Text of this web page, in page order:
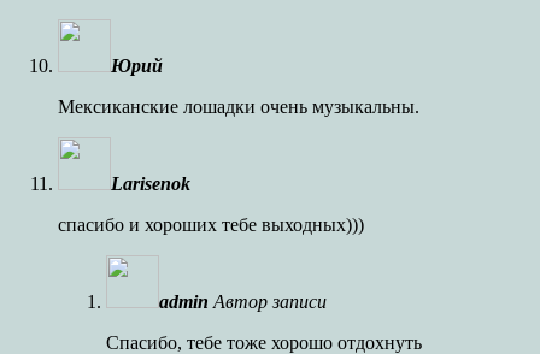
Юрий
Мексиканские лошадки очень музыкальны.
Larisenok
спасибо и хороших тебе выходных)))
admin Автор записи
Спасибо, тебе тоже хорошо отдохнуть